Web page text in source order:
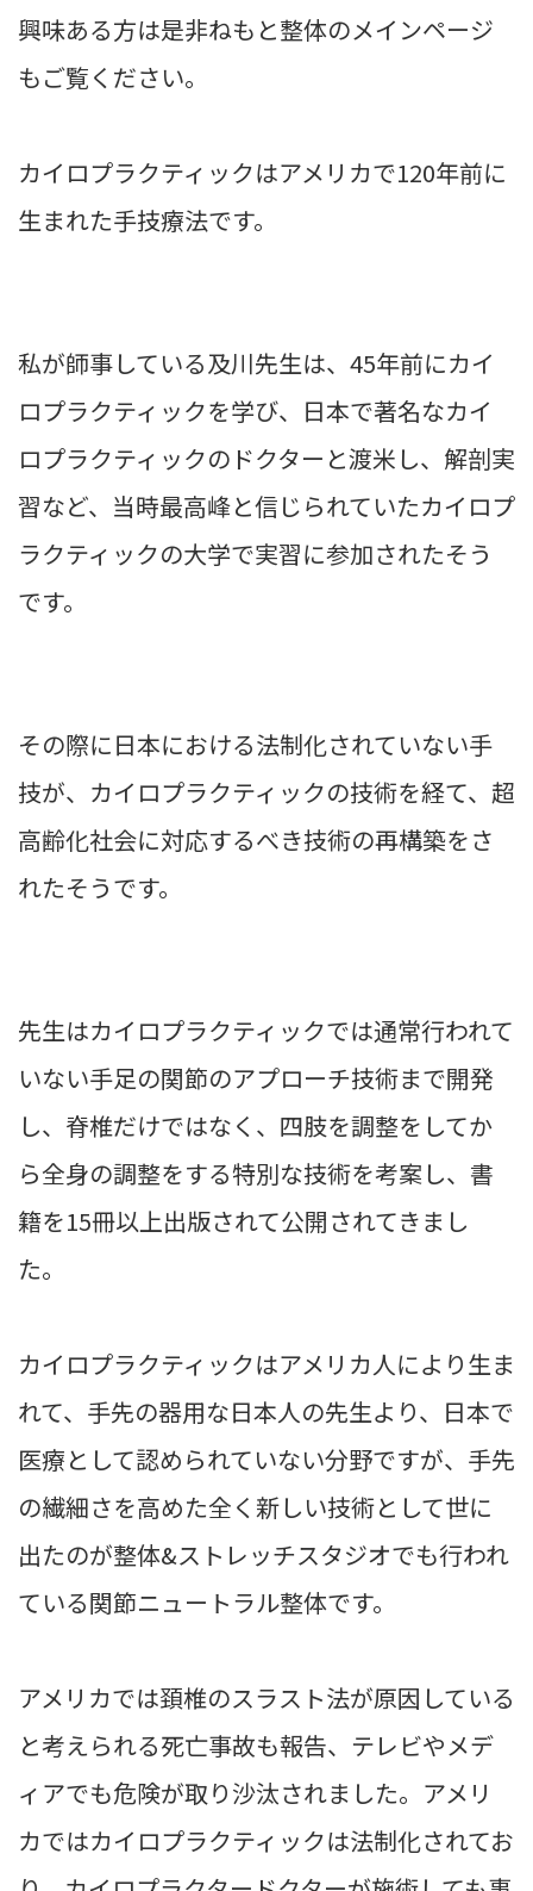
興味ある方は是非ねもと整体のメインページ
もご覧ください。
カイロプラクティックはアメリカで120年前に
生まれた手技療法です。
私が師事している及川先生は、45年前にカイ
ロプラクティックを学び、日本で著名なカイ
ロプラクティックのドクターと渡米し、解剖実
習など、当時最高峰と信じられていたカイロプ
ラクティックの大学で実習に参加されたそう
です。
その際に日本における法制化されていない手
技が、カイロプラクティックの技術を経て、超
高齢化社会に対応するべき技術の再構築をさ
れたそうです。
先生はカイロプラクティックでは通常行われて
いない手足の関節のアプローチ技術まで開発
し、脊椎だけではなく、四肢を調整をしてか
ら全身の調整をする特別な技術を考案し、書
籍を15冊以上出版されて公開されてきまし
た。
カイロプラクティックはアメリカ人により生ま
れて、手先の器用な日本人の先生より、日本で
医療として認められていない分野ですが、手先
の繊細さを高めた全く新しい技術として世に
出たのが整体&ストレッチスタジオでも行われ
ている関節ニュートラル整体です。
アメリカでは頚椎のスラスト法が原因している
と考えられる死亡事故も報告、テレビやメデ
ィアでも危険が取り沙汰されました。アメリ
カではカイロプラクティックは法制化されてお